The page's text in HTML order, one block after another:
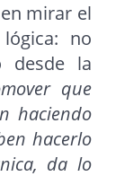
mirar el
no
desde la
que
haciendo
hacerlo
da lo